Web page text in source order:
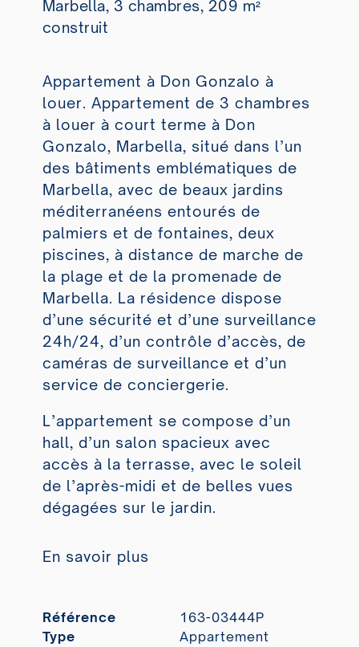
Marbella, 3 chambres, 209 m²
construit
Appartement à Don Gonzalo à
louer. Appartement de 3 chambres
à louer à court terme à Don
Gonzalo, Marbella, situé dans l’un
des bâtiments emblématiques de
Marbella, avec de beaux jardins
méditerranéens entourés de
palmiers et de fontaines, deux
piscines, à distance de marche de
la plage et de la promenade de
Marbella. La résidence dispose
d’une sécurité et d’une surveillance
24h/24, d’un contrôle d’accès, de
caméras de surveillance et d’un
service de conciergerie.
L’appartement se compose d’un
hall, d’un salon spacieux avec
accès à la terrasse, avec le soleil
de l’après-midi et de belles vues
dégagées sur le jardin.
En savoir plus
Référence
163-03444P
Type
Appartement